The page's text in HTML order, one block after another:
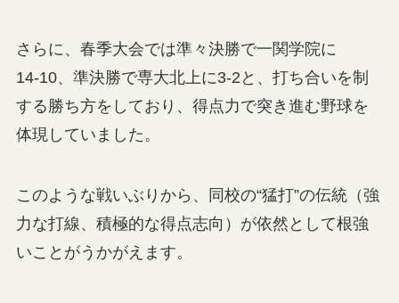
さらに、春季大会では準々決勝で一関学院に
14‑10、準決勝で専大北上に3‑2と、打ち合いを制
する勝ち方をしており、得点力で突き進む野球を
体現していました。
このような戦いぶりから、同校の“猛打”の伝統（強
力な打線、積極的な得点志向）が依然として根強
いことがうかがえます。